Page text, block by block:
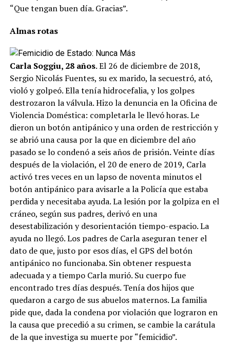
“Que tengan buen día. Gracias”.
Almas rotas
Carla Soggiu, 28 años. El 26 de diciembre de 2018,
Sergio Nicolás Fuentes, su ex marido, la secuestró, ató,
violó y golpeó. Ella tenía hidrocefalia, y los golpes
destrozaron la válvula. Hizo la denuncia en la Oficina de
Violencia Doméstica: completarla le llevó horas. Le
dieron un botón antipánico y una orden de restricción y
se abrió una causa por la que en diciembre del año
pasado se lo condenó a seis años de prisión. Veinte días
después de la violación, el 20 de enero de 2019, Carla
activó tres veces en un lapso de noventa minutos el
botón antipánico para avisarle a la Policía que estaba
perdida y necesitaba ayuda. La lesión por la golpiza en el
cráneo, según sus padres, derivó en una
desestabilización y desorientación tiempo-espacio. La
ayuda no llegó. Los padres de Carla aseguran tener el
dato de que, justo por esos días, el GPS del botón
antipánico no funcionaba. Sin obtener respuesta
adecuada y a tiempo Carla murió. Su cuerpo fue
encontrado tres días después. Tenía dos hijos que
quedaron a cargo de sus abuelos maternos. La familia
pide que, dada la condena por violación que lograron en
la causa que precedió a su crimen, se cambie la carátula
de la que investiga su muerte por “femicidio”.